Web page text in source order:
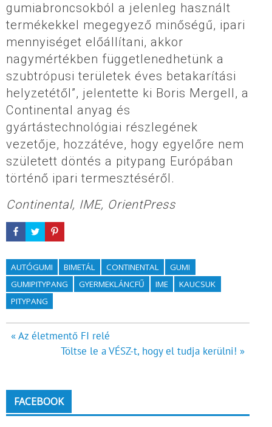
gumiabroncsokból a jelenleg használt
termékekkel megegyező minőségű, ipari
mennyiséget előállítani, akkor
nagymértékben függetlenedhetünk a
szubtrópusi területek éves betakarítási
helyzetétől”, jelentette ki Boris Mergell, a
Continental anyag és
gyártástechnológiai részlegének
vezetője, hozzátéve, hogy egyelőre nem
született döntés a pitypang Európában
történő ipari termesztéséről.
Continental, IME, OrientPress
AUTÓGUMI BIMETÁL CONTINENTAL
GUMI
GUMIPITYPANG
GYERMEKLÁNCFŰ IME
KAUCSUK
PITYPANG
Bejegyzés
navigáció
« Az életmentő FI relé
Töltse le a VÉSZ-t, hogy el tudja kerülni! »
FACEBOOK